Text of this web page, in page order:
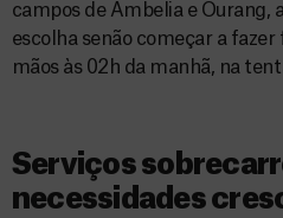
campos de Ambelia e Ourang,
escolha senão começar a
mãos às 02h da manhã, na
Serviços
necessidades